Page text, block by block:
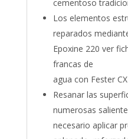
cementoso
Los elementos
reparados
Epoxine 220 ver
francas de
agua con Fester
Resanar las
numerosas
necesario aplicar